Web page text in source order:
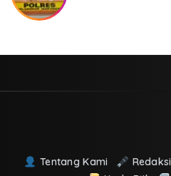
Tentang Kami Redaksi